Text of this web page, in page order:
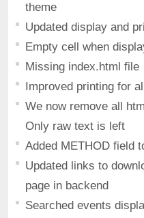
theme
Updated display and
Empty cell when
Missing index.html file
Improved printing for
We now remove all
Only raw text is left
Added METHOD field
Updated links to
page in backend
Searched events